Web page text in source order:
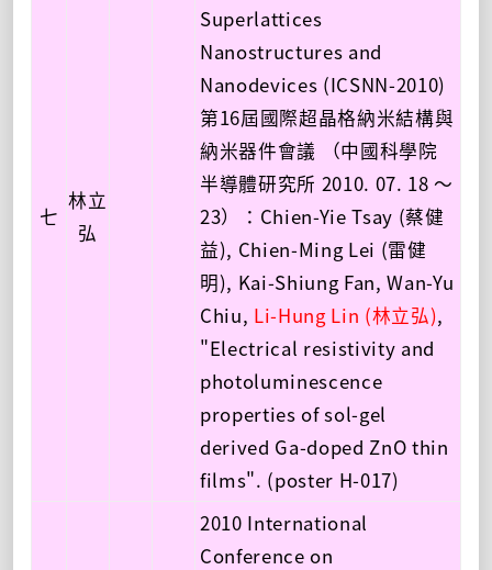
七
林立
弘
Superlattices
Nanostructures and
Nanodevices (ICSNN-2010)
第16屆國際超晶格納米結構與
納米器件會議 （中國科學院
半導體研究所 2010. 07. 18 ～
23）：Chien-Yie Tsay (蔡健
益), Chien-Ming Lei (雷健
明), Kai-Shiung Fan, Wan-Yu
Chiu, Li-Hung Lin (林立弘),
"Electrical resistivity and
photoluminescence
properties of sol-gel
derived Ga-doped ZnO thin
films". (poster H-017)
2010 International
Conference on